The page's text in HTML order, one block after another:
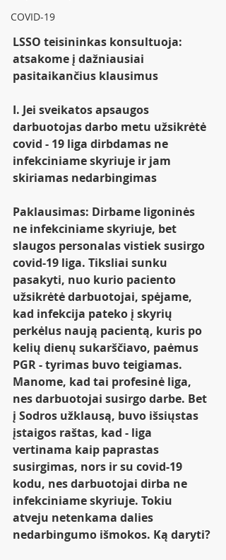
COVID-19
LSSO teisininkas konsultuoja:
atsakome į dažniausiai
pasitaikančius klausimus
I. Jei sveikatos apsaugos
darbuotojas darbo metu užsikrėtė
covid - 19 liga dirbdamas ne
infekciniame skyriuje ir jam
skiriamas nedarbingimas
Paklausimas: Dirbame ligoninės
ne infekciniame skyriuje, bet
slaugos personalas vistiek susirgo
covid-19 liga. Tiksliai sunku
pasakyti, nuo kurio paciento
užsikrėtė darbuotojai, spėjame,
kad infekcija pateko į skyrių
perkėlus naują pacientą, kuris po
kelių dienų sukarščiavo, paėmus
PGR - tyrimas buvo teigiamas.
Manome, kad tai profesinė liga,
nes darbuotojai susirgo darbe. Bet
į Sodros užklausą, buvo išsiųstas
įstaigos raštas, kad - liga
vertinama kaip paprastas
susirgimas, nors ir su covid-19
kodu, nes darbuotojai dirba ne
infekciniame skyriuje. Tokiu
atveju netenkama dalies
nedarbingumo išmokos. Ką daryti?